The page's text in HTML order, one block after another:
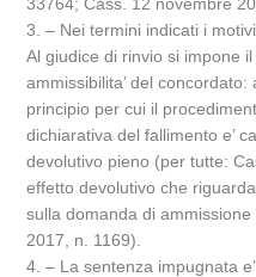
3. – Nei termini indicati i
Al giudice di rinvio si impone
ammissibilita’ del
principio per cui il
dichiarativa del fallimento e’
devolutivo pieno (per tutte:
effetto devolutivo che
sulla domanda di
2017, n. 1169).
4. – La sentenza impugnata